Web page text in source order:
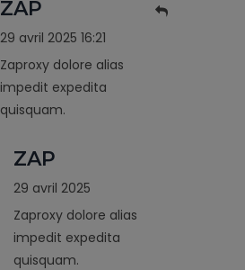
ZAP
29 avril 2025 16:21
Zaproxy dolore alias
impedit expedita
quisquam.
ZAP
29 avril 2025
Zaproxy dolore alias
impedit expedita
quisquam.